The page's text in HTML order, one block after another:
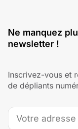
Ne manquez
newsletter !
Inscrivez-vous et
de dépliants